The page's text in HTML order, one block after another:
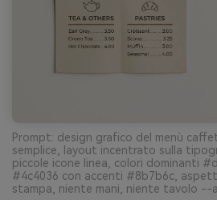
Prompt: design grafico del menù
semplice, layout incentrato sulla
piccole icone linea, colori dominanti
#4c4036 con accenti #8b7b6c,
stampa, niente mani, niente tavolo --